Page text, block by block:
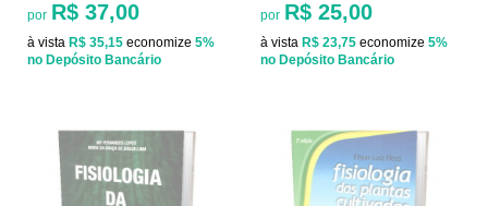
por R$ 37,00
à vista R$ 35,15 economize 5%
no Depósito Bancário
por R$ 25,00
à vista R$ 23,75 economize 5%
no Depósito Bancário